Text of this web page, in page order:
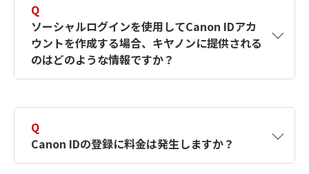
す。詳しい作成方法は【カメラ】Canon IDとは
何ですか？Canon IDの作成方法は？をご確認く
ださい。
Q
ソーシャルログインを使用してCanon IDアカ
ウントを作成する場合、キヤノンに提供される
のはどのような情報ですか？
択したサービスから取得します。アカウントを
簡単に作成できるように、この情報を使用して
Canon IDの登録フォームを入力します。
Q
Canon IDの登録に料金は発生しますか？